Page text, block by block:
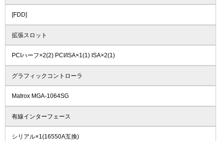
[FDD]
拡張スロット
PCIハーフ×2(2) PCI/ISA×1(1) ISA×2(1)
グラフィックコントローラ
Matrox MGA-1064SG
有線インターフェース
シリアル×1(16550A互換)